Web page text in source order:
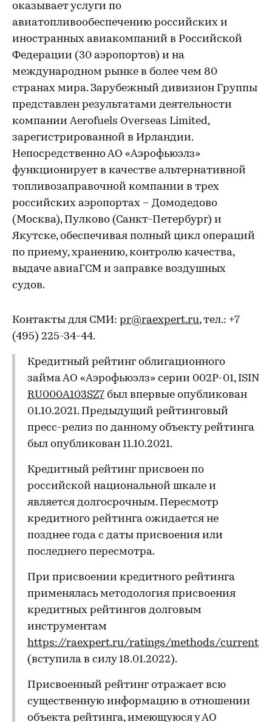
оказывает услуги по
авиатопливообеспечению российских и
иностранных авиакомпаний в Российской
Федерации (30 аэропортов) и на
международном рынке в более чем 80
странах мира. Зарубежный дивизион Группы
представлен результатами деятельности
компании Aerofuels Overseas Limited,
зарегистрированной в Ирландии.
Непосредственно АО «Аэрофьюэлз»
функционирует в качестве альтернативной
топливозаправочной компании в трех
российских аэропортах – Домодедово
(Москва), Пулково (Санкт-Петербург) и
Якутске, обеспечивая полный цикл операций
по приему, хранению, контролю качества,
выдаче авиаГСМ и заправке воздушных
судов.
Контакты для СМИ: pr@raexpert.ru, тел.: +7
(495) 225-34-44.
Кредитный рейтинг облигационного
займа АО «Аэрофьюэлз» серии 002P-01, ISIN
RU000A103SZ7 был впервые опубликован
01.10.2021. Предыдущий рейтинговый
пресс-релиз по данному объекту рейтинга
был опубликован 11.10.2021.
Кредитный рейтинг присвоен по
российской национальной шкале и
является долгосрочным. Пересмотр
кредитного рейтинга ожидается не
позднее года с даты присвоения или
последнего пересмотра.
При присвоении кредитного рейтинга
применялась методология присвоения
кредитных рейтингов долговым
инструментам
https://raexpert.ru/ratings/methods/current
(вступила в силу 18.01.2022).
Присвоенный рейтинг отражает всю
существенную информацию в отношении
объекта рейтинга, имеющуюся у АО